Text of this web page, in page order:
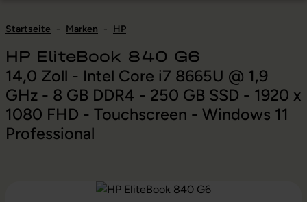
Startseite - Marken - HP
HP EliteBook 840 G6
14,0 Zoll - Intel Core i7 8665U @ 1,9
GHz - 8 GB DDR4 - 250 GB SSD - 1920 x
1080 FHD - Touchscreen - Windows 11
Professional
Bildergalerie überspringen